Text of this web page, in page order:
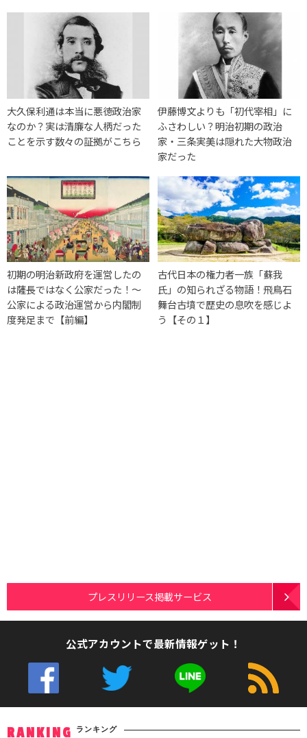
大久保利通は本当に悪徳政治家
なのか？実は清廉な人柄だった
ことを示す数々の証拠がこちら
伊藤博文よりも「初代宰相」に
ふさわしい？明治初期の政治
家・三条実美は隠れた大物政治
家だった
初期の明治新政府を運営したの
は薩長ではなく公家だった！～
公家による政治運営から内閣制
度発足まで【前編】
古代日本の権力者一族「蘇我
氏」の知られざる物語！飛鳥石
舞台古墳で歴史の息吹を感じよ
う【その１】
プレスリリース掲載サービス
公式アカウントで最新情報ゲット！
RANKING ランキング